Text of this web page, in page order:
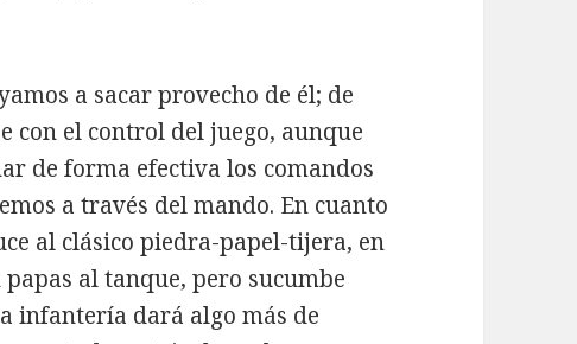
a sacar provecho de él; de
con el control del juego, aunque
de forma efectiva los comandos
a través del mando. En cuanto
al clásico piedra-papel-tijera, en
al tanque, pero sucumbe
infantería dará algo más de